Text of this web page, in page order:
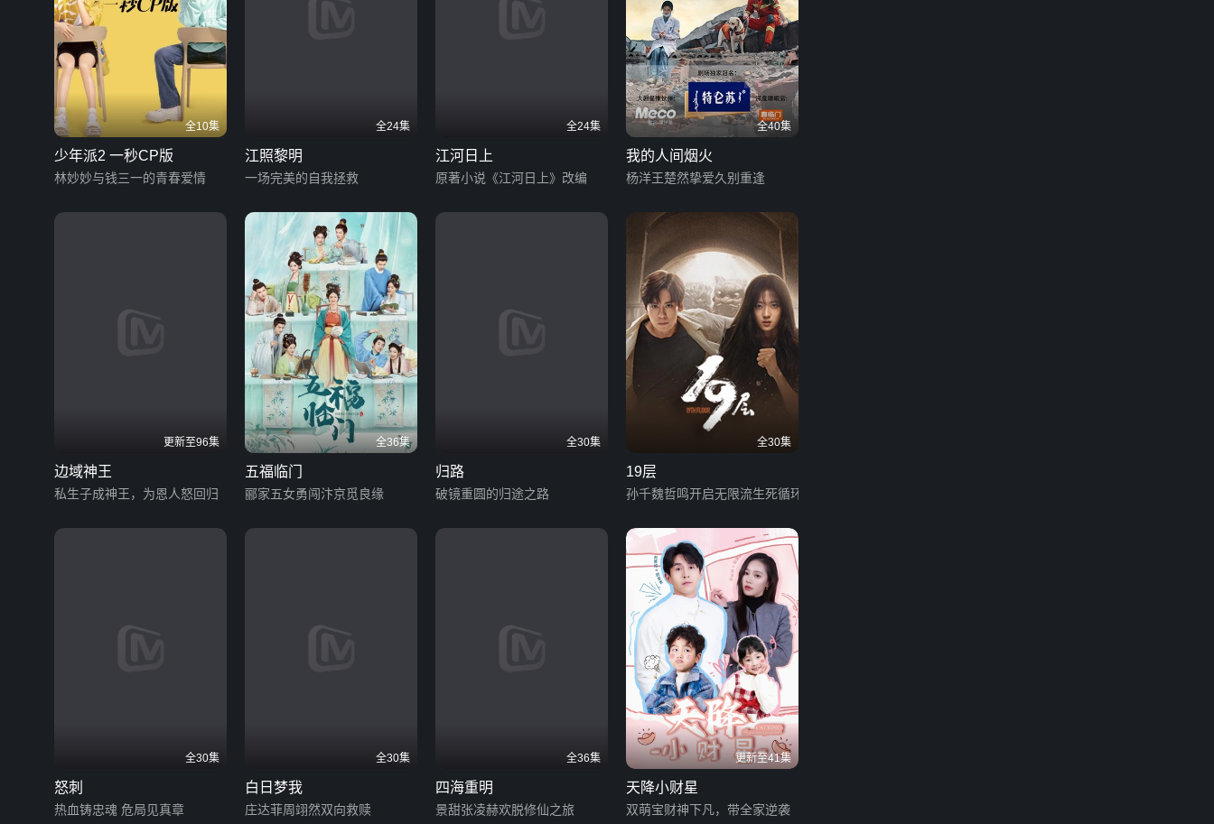
全10集
少年派2 一秒CP版
林妙妙与钱三一的青春爱情
全24集
江照黎明
一场完美的自我拯救
全24集
江河日上
原著小说《江河日上》改编
全40集
我的人间烟火
杨洋王楚然挚爱久别重逢
更新至96集
边域神王
私生子成神王，为恩人怒回归
全36集
五福临门
郦家五女勇闯汴京觅良缘
全30集
归路
破镜重圆的归途之路
全30集
19层
孙千魏哲鸣开启无限流生死循环
全30集
怒刺
热血铸忠魂 危局见真章
全30集
白日梦我
庄达菲周翊然双向救赎
全36集
四海重明
景甜张凌赫欢脱修仙之旅
更新至41集
天降小财星
双萌宝财神下凡，带全家逆袭